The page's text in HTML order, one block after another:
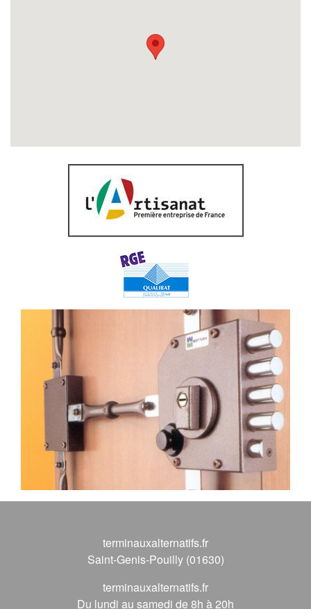
terminauxalternatifs.fr
Saint-Genis-Pouilly (01630)
terminauxalternatifs.fr
Du lundi au samedi de 8h à 20h